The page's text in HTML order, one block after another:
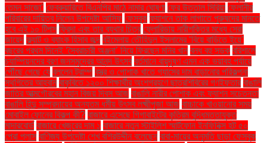
তেমন সাজো’ ফেব্রুয়ারিতে বিএনপির মাঠে নামার ঘোষণা ফের উত্তাল সিরিয়া ফেলানীর
পরিবারের দায়িত্ব নিলেন উপদেষ্টা আসিফ ফেসবুক ফ্যাশনে তাক লাগাতে পুরুষদের মানতে
হবে এই ১০ টিপস ফ্রিদা এবং তার ব্যথার চিত্র ফ্লোরিডায় নারীশক্তির মধ্যে সেরা
জায়েদ ফ্ল্যাট ও ব্যাংক হিসাব জব্দ বইমেলায় তৌহিদুল ইসলামের ‘বিয়ে বাড়িতে ইয়ে’
বছরের প্রথম দিনেই ‘স্বৈরাচারী অঞ্জনা’ নিয়ে ফিরছেন মনির খান বন্ধ বহু সড়ক বরিশালে
চ্যাম্পিয়নদের বরণ জনসমুদ্রের আনন্দ উৎসব বর্তমানে বায়ুদূষণ এমন এক ভয়াবহ পর্যায়ে
পৌঁছে গেছে যে বললেন ট্রাম্প বস্ত্র ও পোশাক খাতে গ্যাসের দাম বাড়ানোর পরিকল্পনা
স্থগিতের আহ্বান বাকৃবিতে ১২০০ শিক্ষার্থীর অংশগ্রহণে ছাত্রশিবিরের গণইফতার বাঙালি
জাতির আত্মগৌরবের মহান বিজয় দিবস আজ বাঙালি নারীর পোশাক এবং ফ্যাশন সচেতনতা
বাঙালি হিন্দু সম্প্রদায়ের অন্যতম ধর্মীয় উৎসব লক্ষ্মীপূজা আজ বাচ্চাকে খাওয়ানোর সময়
মোবাইল ফোনের বিকল্প কী? বাজারে এসেছে গিগাবাইটের কৃত্রিম বুদ্ধিমত্তাযুক্ত
মাদারবোর্ড বাজারে খেজুরের দাম ১ বাজারে নতুন স্টাইলিশ স্মার্টফোন ইনফিনিক্স হট ৫০
প্রো প্লাস বাণিজ্য উপদেষ্টা শেখ বশিরউদ্দীন বলেছেন বাবা-মায়ের অনুমতি ছাড়া ফেসবুক